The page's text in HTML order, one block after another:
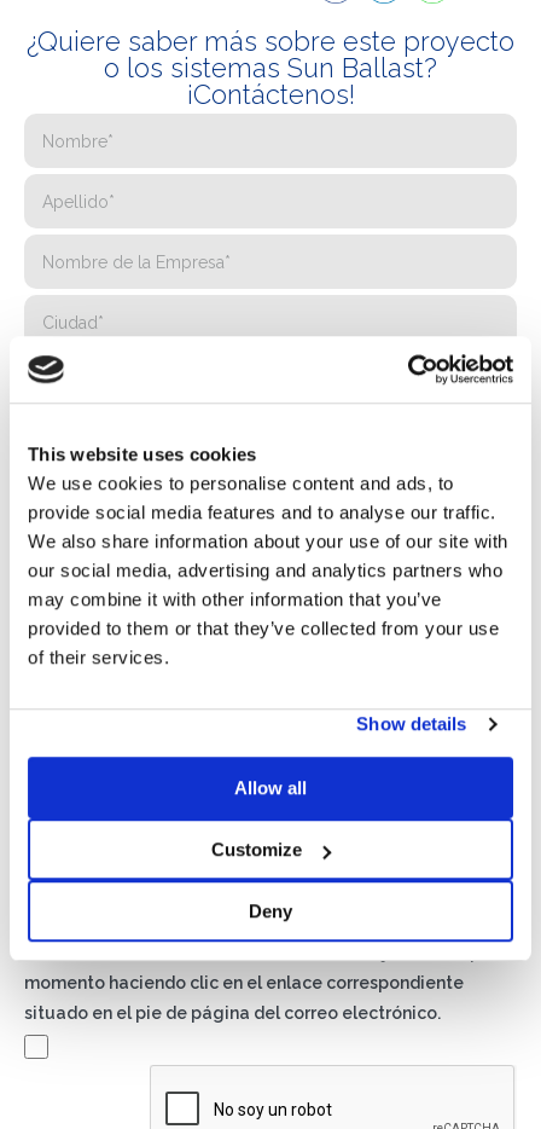
This website uses cookies
We use cookies to personalise content and ads, to
provide social media features and to analyse our traffic.
We also share information about your use of our site with
our social media, advertising and analytics partners who
may combine it with other information that you’ve
provided to them or that they’ve collected from your use
of their services.
Show details
Allow all
Customize
Deny
¿Quiere saber más sobre este proyecto
o los sistemas Sun Ballast?
¡Contáctenos!
Autorizo el tratamiento de mis datos según lo dispuesto en
de Basic S.B.R.L.
sobre productos y servicios por Basic S.B.R.L. mediante
momento haciendo clic en el enlace correspondiente
situado en el pie de página del correo electrónico.